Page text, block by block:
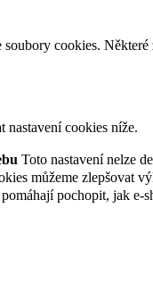
cookies.
nastavení cookies níže.
Toto nastavení nelze
můžeme zlepšovat
pochopit, jak e-